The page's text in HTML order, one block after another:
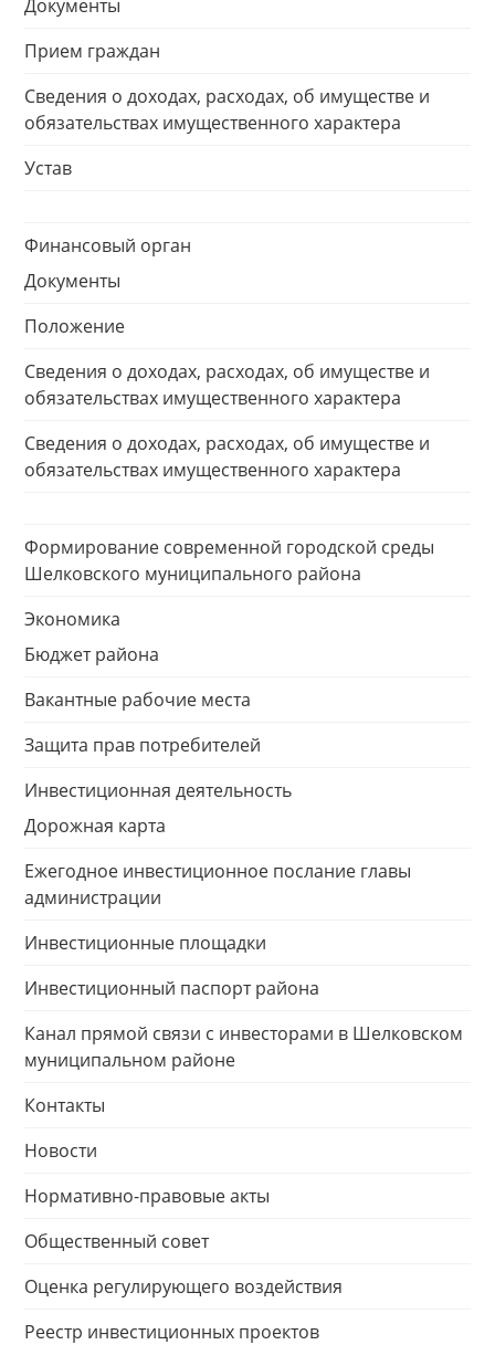
Документы
Прием граждан
Сведения о доходах, расходах, об имуществе и
обязательствах имущественного характера
Устав
Финансовый орган
Документы
Положение
Сведения о доходах, расходах, об имуществе и
обязательствах имущественного характера
Сведения о доходах, расходах, об имуществе и
обязательствах имущественного характера
Формирование современной городской среды
Шелковского муниципального района
Экономика
Бюджет района
Вакантные рабочие места
Защита прав потребителей
Инвестиционная деятельность
Дорожная карта
Ежегодное инвестиционное послание главы
администрации
Инвестиционные площадки
Инвестиционный паспорт района
Канал прямой связи с инвесторами в Шелковском
муниципальном районе
Контакты
Новости
Нормативно-правовые акты
Общественный совет
Оценка регулирующего воздействия
Реестр инвестиционных проектов